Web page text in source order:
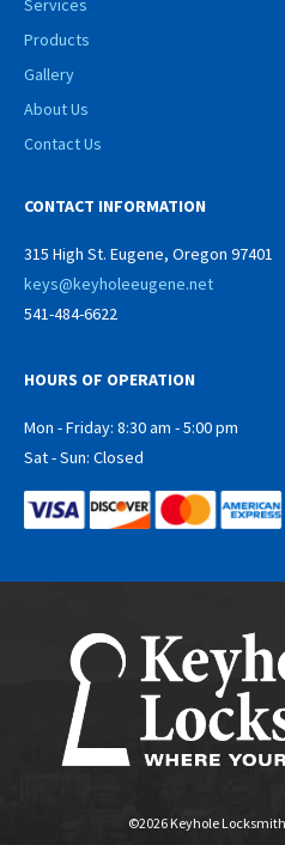
Services
Products
Gallery
About Us
Contact Us
CONTACT INFORMATION
315 High St. Eugene, Oregon 97401
keys@keyholeeugene.net
541-484-6622
HOURS OF OPERATION
Mon - Friday: 8:30 am - 5:00 pm
Sat - Sun: Closed
©2026 Keyhole